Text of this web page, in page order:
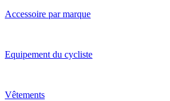
Accessoire par marque
Equipement du cycliste
Vêtements